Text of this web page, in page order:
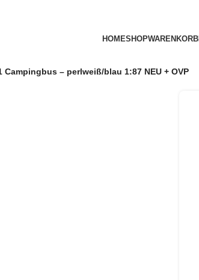
HOMESHOPWARENKORB
Campingbus – perlweiß/blau 1:87 NEU + OVP